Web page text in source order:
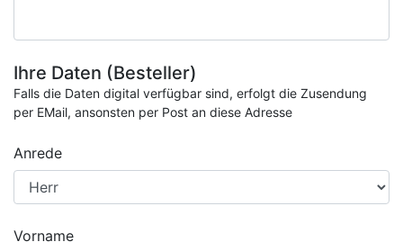
Ihre Daten (Besteller)
Falls die Daten digital verfügbar sind, erfolgt die Zusendung
per EMail, ansonsten per Post an diese Adresse
Anrede
Vorname